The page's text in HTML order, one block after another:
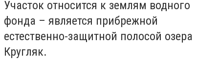
Участок относится к землям водного
фонда – является прибрежной
естественно-защитной полосой озера
Кругляк.